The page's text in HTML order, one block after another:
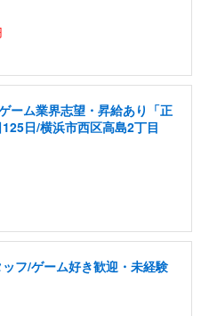
ーム業界志望・昇給あり「正
日/横浜市西区高島2丁目
フ/ゲーム好き歓迎・未経験